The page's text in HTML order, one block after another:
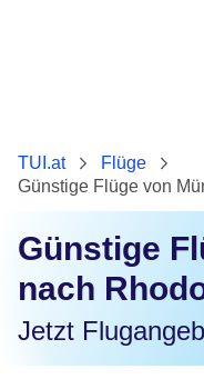
TUI.at
Flüge
Günstige Flüge von
Günstige
nach
Jetzt